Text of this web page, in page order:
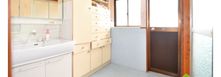
やはた歯科
住所:
兵庫県姫路市勝原区大谷８−１
板垣歯科クリニック
住所: 兵庫県姫路市余部区上余部２２８−４ マップで見る
AGAスキンクリニック姫路院
住所:
兵庫県姫路市駅前町２３２ しらさぎ駅前ビル 5F
マッ